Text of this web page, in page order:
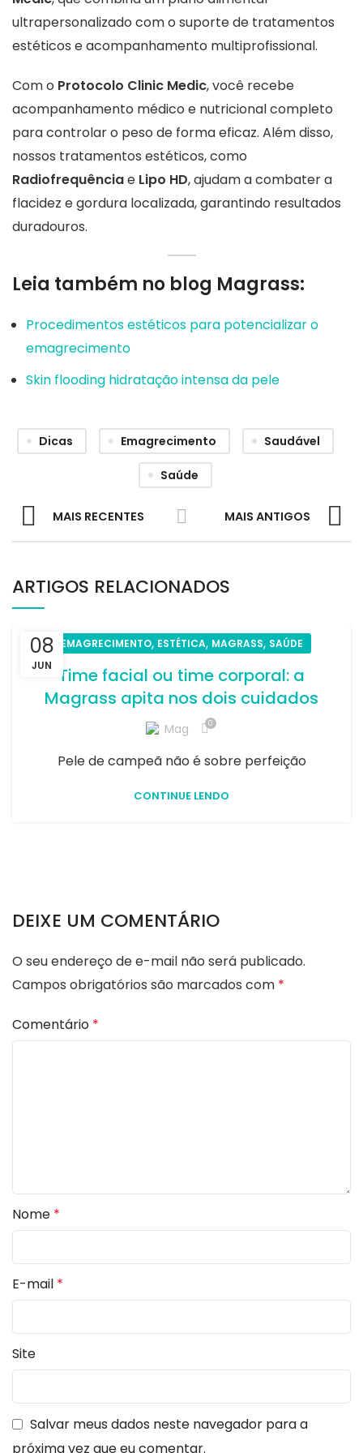
ultrapersonalizado com o suporte de tratamentos
estéticos e acompanhamento multiprofissional.
Com o Protocolo Clinic Medic, você recebe
acompanhamento médico e nutricional completo
para controlar o peso de forma eficaz. Além disso,
nossos tratamentos estéticos, como
Radiofrequênciae Lipo HD, ajudam a combater a
flacidez e gordura localizada, garantindo resultados
duradouros.
Leia também no blog Magrass:
Procedimentos estéticos para potencializar o
emagrecimento
Skin flooding hidratação intensa da pele
Dicas Emagrecimento Saudável
Saúde
MAIS RECENTES MAIS ANTIGOS
ARTIGOS RELACIONADOS
08
JUN
EMAGRECIMENTO, ESTÉTICA, MAGRASS, SAÚDE
Time facial ou time corporal: a
Magrass apita nos dois cuidados
Mag 0
Pele de campeã não é sobre perfeição
CONTINUE LENDO
DEIXE UM COMENTÁRIO
O seu endereço de e-mail não será publicado.
Campos obrigatórios são marcados com *
Comentário *
Nome *
E-mail *
Site
Salvar meus dados neste navegador para a
próxima vez que eu comentar.